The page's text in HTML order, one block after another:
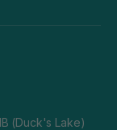
(Duck's Lake)